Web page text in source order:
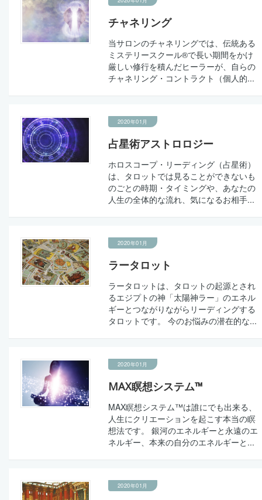
チャネリング
当サロンのチャネリングでは、伝統ある
ミステリースクール®で長い期間をかけ
厳しい修行を積んだヒーラーが、自らの
チャネリング・コントラクト（個人的...
2020年01月
占星術アストロロジー
ホロスコープ・リーディング（占星術）
は、タロットでは見ることができないも
のごとの時期・タイミングや、あなたの
人生の全体的な流れ、気になるお相手...
2020年01月
ラータロット
ラータロットは、タロットの起源とされ
るエジプトの神「太陽神ラー」のエネル
ギーとつながりながらリーディングする
タロットです。 今のお悩みの潜在的な...
2020年01月
MAX瞑想システム™
MAX瞑想システム™は誰にでも出来る、
人生にクリエーションを起こす本当の瞑
想法です。 銀河のエネルギーと永遠のエ
ネルギー、本来の自分のエネルギーと...
2020年01月